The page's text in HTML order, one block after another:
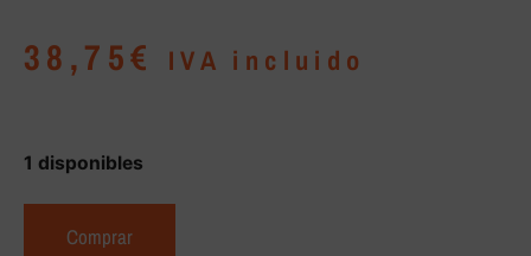
38,75€ IVA incluido
1 disponibles
Comprar